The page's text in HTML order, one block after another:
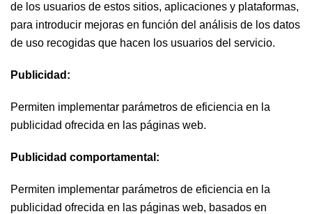
de los usuarios de estos sitios, aplicaciones y plataformas,
para introducir mejoras en función del análisis de los datos
de uso recogidas que hacen los usuarios del servicio.
Publicidad:
Permiten implementar parámetros de eficiencia en la
publicidad ofrecida en las páginas web.
Publicidad comportamental:
Permiten implementar parámetros de eficiencia en la
publicidad ofrecida en las páginas web, basados ​​en